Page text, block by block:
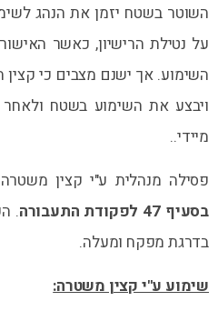
על נטילת הרישיון, כאשר
השימוע. אך ישנם מצבים כי
ויבצע את השימוע בשטח
מיידי..
פסילה מנהלית ע"י קצין
בסעיף 47 לפקודת התעבורה
.
בדרגת מפקח ומעלה.
שימוע ע"י קצין משטרה: